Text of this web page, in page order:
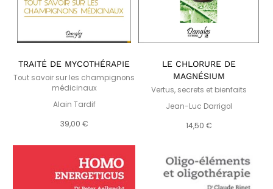
TRAITÉ DE MYCOTHÉRAPIE
Tout savoir sur les champignons
médicinaux
Alain Tardif
39,00 €
LE CHLORURE DE
MAGNÉSIUM
Vertus, secrets et bienfaits
Jean-Luc Darrigol
14,50 €